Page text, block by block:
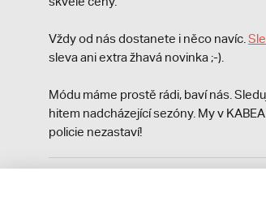
Vždy od nás dostanete i něco navíc. S
sleva ani extra žhavá novinka ;-).
Módu máme prostě rádi, baví nás.
hitem nadcházející sezóny. My v
policie nezastaví!
Zároveň je povinen zaevidovat